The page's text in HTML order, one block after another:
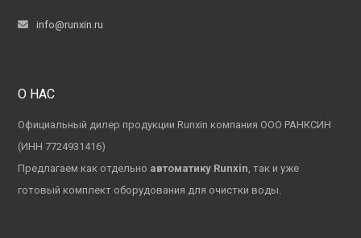
info@runxin.ru
О НАС
Официальный дилер продукции Runxin компания ООО РАНКСИН
(ИНН 7724931416)
Предлагаем как отдельно автоматику Runxin , так и уже
готовый комплект оборудования для очистки воды.